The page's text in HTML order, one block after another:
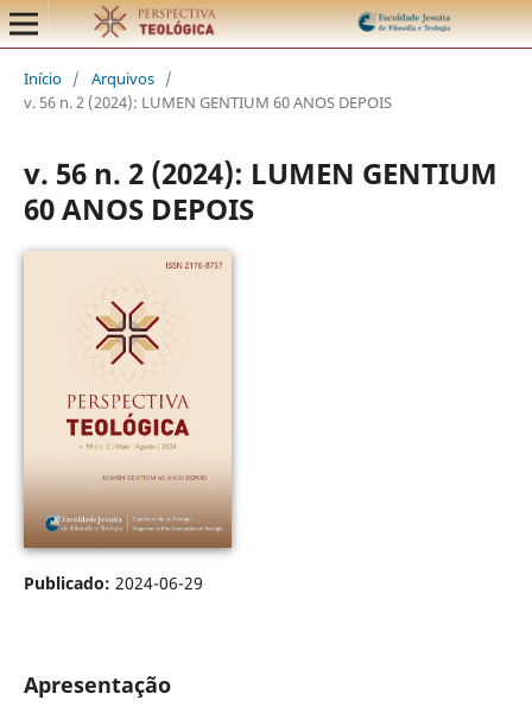
Início / Arquivos /
v. 56 n. 2 (2024): LUMEN GENTIUM 60 ANOS DEPOIS
v. 56 n. 2 (2024): LUMEN GENTIUM
60 ANOS DEPOIS
Publicado: 2024-06-29
Apresentação